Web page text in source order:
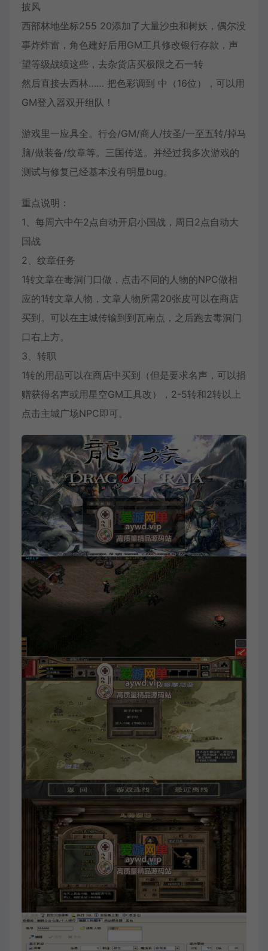
披风
西部林地坐标255 20添加了大量沙虫和树妖，偶尔没
事炸炸雷，角色建好后用GM工具修改银行存款，声
望等级战绩这些，去杂货店买极限之石一转
然后直接去西林…… 把色彩调到 中（16位），可以用
GM登入器双开组队！
游戏里一应具全。行会/GM/商人/技圣/一至五转/掉马
脑/做装备/纹章等。三国传送。并经过我多次游戏的
测试与修复已经基本没有明显bug。
重点说明：
1、每周六中午2点自动开启小国战，周日2点自动大
国战
2、纹章任务
1转文章在毒洞门口做，点击不同的人物的NPC做相
应的1转文章人物，文章人物所需20张皮可以在商店
买到。可以在主城传输到到瓦南点，之后跑去毒洞门
口右上方。
3、转职
1转的用品可以在商店中买到（但是要求名声，可以捐
赠获得名声或用星空GM工具改），2-5转和2转以上
点击主城广场NPC即可。